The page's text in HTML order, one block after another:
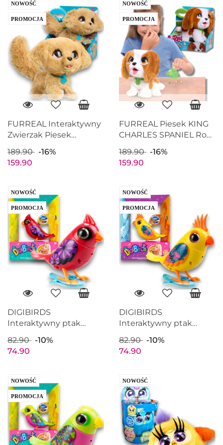
NOWOŚĆ
PROMOCJA
FURREAL Interaktywny
Zwierzak Piesek
Machający ogonek
189.90
-16%
159.90
NOWOŚĆ
PROMOCJA
FURREAL Piesek KING
CHARLES SPANIEL Robi
189.90
-16%
159.90
NOWOŚĆ
PROMOCJA
DIGIBIRDS
Interaktywny ptak
Ćwierka 50+ melodii
Czerwony seria 1
82.90
-10%
74.90
NOWOŚĆ
PROMOCJA
DIGIBIRDS
Interaktywny ptak
Ćwierka 50+ melodii
Żółty seria 1
82.90
-10%
74.90
NOWOŚĆ
PROMOCJA
NOWOŚĆ